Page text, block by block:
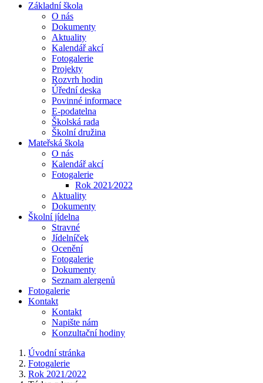
Základní škola
O nás
Dokumenty
Aktuality
Kalendář akcí
Fotogalerie
Projekty
Rozvrh hodin
Úřední deska
Povinné informace
E-podatelna
Školská rada
Školní družina
Mateřská škola
O nás
Kalendář akcí
Fotogalerie
Rok 2021⁄2022
Aktuality
Dokumenty
Školní jídelna
Stravné
Jídelníček
Ocenění
Fotogalerie
Dokumenty
Seznam alergenů
Fotogalerie
Kontakt
Kontakt
Napište nám
Konzultační hodiny
Úvodní stránka
Fotogalerie
Rok 2021/2022